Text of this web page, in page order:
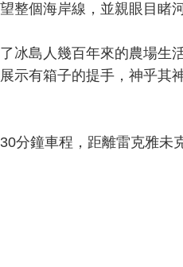
整個海岸線，並親眼目睹
冰島人幾百年來的農場生
示有箱子的提手，神乎其
分鐘車程，距離雷克雅未